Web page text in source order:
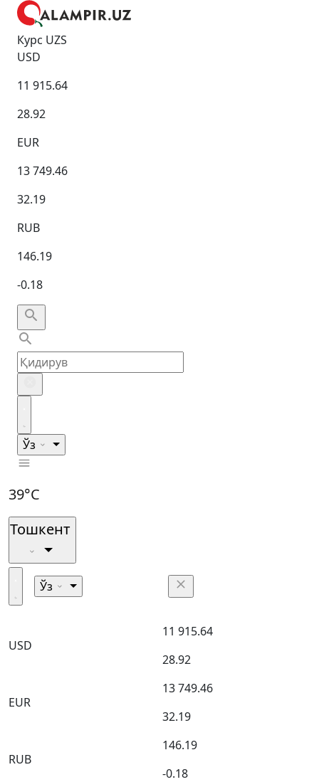
Курс UZS
USD
11 915.64
28.92
EUR
13 749.46
32.19
RUB
146.19
-0.18
Ўз
39°C
Тошкент
Ўз
USD
11 915.64
28.92
EUR
13 749.46
32.19
RUB
146.19
-0.18